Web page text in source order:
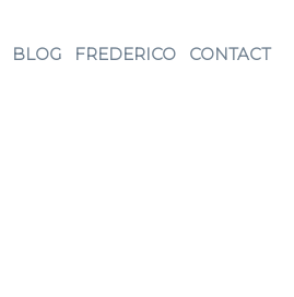
BLOG FREDERICO CONTACT